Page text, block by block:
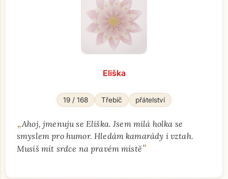
Eliška
19 / 168 Třebíč přátelství
„Ahoj, jmenuju se Eliška. Jsem milá holka se
smyslem pro humor. Hledám kamarády i vztah.
Musíš mít srdce na pravém místě"